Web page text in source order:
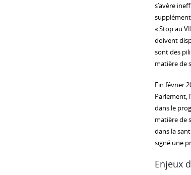
s’avère
« Stop au
doivent
sont des
matière de
Fin février
Parlement,
dans le
matière de
dans la
signé une
Enjeux